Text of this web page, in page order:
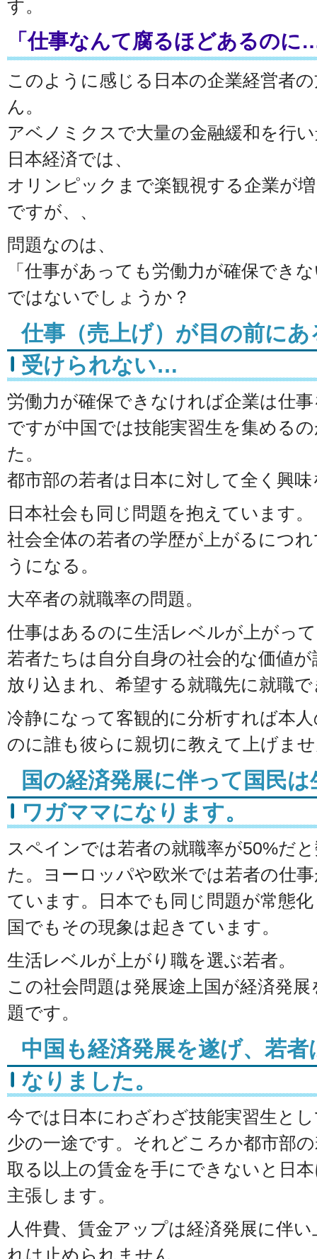
す。
「仕事なんて腐るほどあるのに
このように感じる日本の企業経営者
ん。
アベノミクスで大量の金融緩和を行
日本経済では、
オリンピックまで楽観視する企業が
ですが、、
問題なのは、
「仕事があっても労働力が確保でき
ではないでしょうか？
仕事（売上げ）が目の前に
受けられない…
労働力が確保できなければ企業は仕
ですが中国では技能実習生を集める
た。
都市部の若者は日本に対して全く興
日本社会も同じ問題を抱えています。
社会全体の若者の学歴が上がるにつ
うになる。
大卒者の就職率の問題。
仕事はあるのに生活レベルが上がっ
若者たちは自分自身の社会的な価値
放り込まれ、希望する就職先に就職
冷静になって客観的に分析すれば本
のに誰も彼らに親切に教えて上げま
国の経済発展に伴って国民
ワガママになります。
スペインでは若者の就職率が50%だ
た。ヨーロッパや欧米では若者の仕
ています。日本でも同じ問題が常態
国でもその現象は起きています。
生活レベルが上がり職を選ぶ若者。
この社会問題は発展途上国が経済発
題です。
中国も経済発展を遂げ、若
なりました。
今では日本にわざわざ技能実習生と
少の一途です。それどころか都市部
取る以上の賃金を手にできないと日
主張します。
人件費、賃金アップは経済発展に伴
れは止められません。